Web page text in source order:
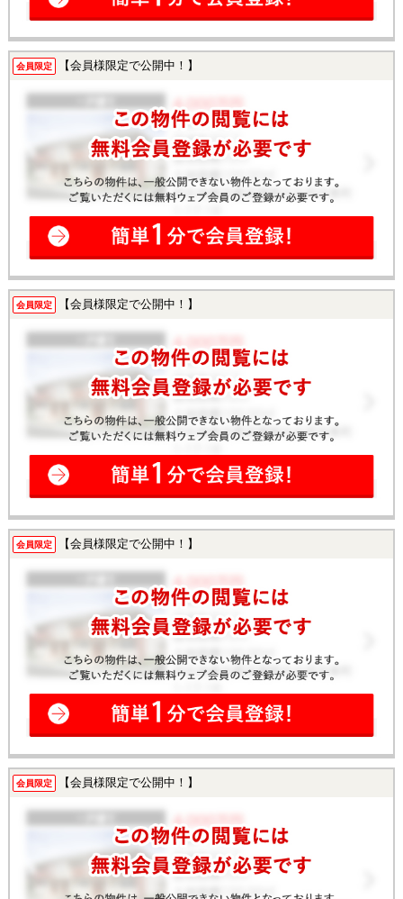
会員限定 【会員様限定で公開中！】
会員限定 【会員様限定で公開中！】
会員限定 【会員様限定で公開中！】
会員限定 【会員様限定で公開中！】